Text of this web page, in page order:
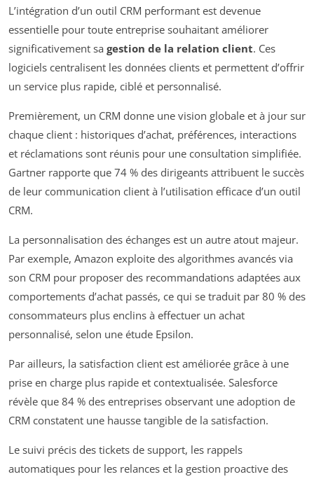
L’intégration d’un outil CRM performant est devenue
essentielle pour toute entreprise souhaitant améliorer
significativement sa gestion de la relation client. Ces
logiciels centralisent les données clients et permettent d’offrir
un service plus rapide, ciblé et personnalisé.
Premièrement, un CRM donne une vision globale et à jour sur
chaque client : historiques d’achat, préférences, interactions
et réclamations sont réunis pour une consultation simplifiée.
Gartner rapporte que 74 % des dirigeants attribuent le succès
de leur communication client à l’utilisation efficace d’un outil
CRM.
La personnalisation des échanges est un autre atout majeur.
Par exemple, Amazon exploite des algorithmes avancés via
son CRM pour proposer des recommandations adaptées aux
comportements d’achat passés, ce qui se traduit par 80 % des
consommateurs plus enclins à effectuer un achat
personnalisé, selon une étude Epsilon.
Par ailleurs, la satisfaction client est améliorée grâce à une
prise en charge plus rapide et contextualisée. Salesforce
révèle que 84 % des entreprises observant une adoption de
CRM constatent une hausse tangible de la satisfaction.
Le suivi précis des tickets de support, les rappels
automatiques pour les relances et la gestion proactive des